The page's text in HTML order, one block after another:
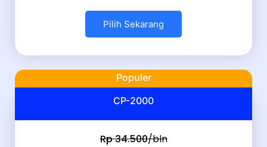
Pilih Sekarang
Populer
CP-2000
Rp 34.500/bln